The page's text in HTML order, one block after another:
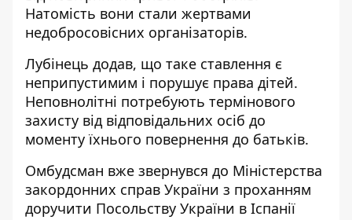
Натомість вони стали жертвами
недобросовісних організаторів.
Лубінець додав, що таке ставлення є
неприпустимим і порушує права дітей.
Неповнолітні потребують термінового
захисту від відповідальних осіб до
моменту їхнього повернення до батьків.
Омбудсман вже звернувся до Міністерства
закордонних справ України з проханням
доручити Посольству України в Іспанії